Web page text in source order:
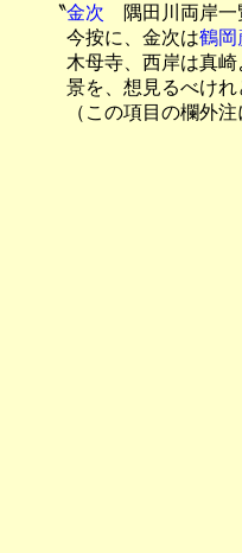
〝金次 隅田川両岸一
今按に、金次は鶴岡
木母寺、西岸は真崎よ
景を、想見るべけれど